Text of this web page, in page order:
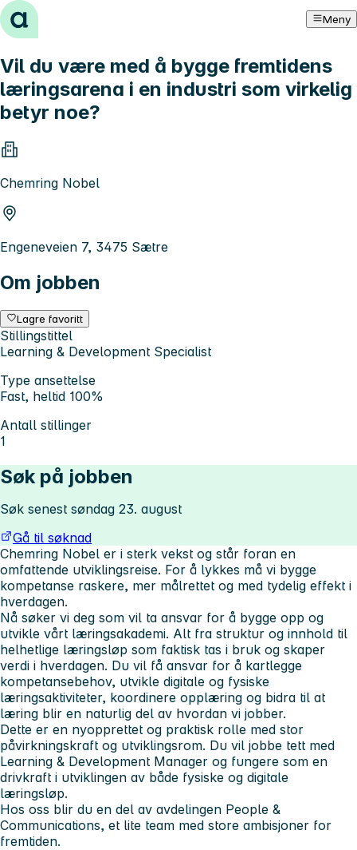
Hopp til innhold Meny
Vil du være med å bygge fremtidens
læringsarena i en industri som virkelig
betyr noe?
Chemring Nobel
Engeneveien 7, 3475 Sætre
Om jobben
Lagre favoritt
Stillingstittel
Learning & Development Specialist
Type ansettelse
Fast, heltid 100%
Antall stillinger
1
Søk på jobben
Søk senest søndag 23. august
Gå til søknad
Chemring Nobel er i sterk vekst og står foran en
omfattende utviklingsreise. For å lykkes må vi bygge
kompetanse raskere, mer målrettet og med tydelig effekt i
hverdagen.
Nå søker vi deg som vil ta ansvar for å bygge opp og
utvikle vårt læringsakademi. Alt fra struktur og innhold til
helhetlige læringsløp som faktisk tas i bruk og skaper
verdi i hverdagen. Du vil få ansvar for å kartlegge
kompetansebehov, utvikle digitale og fysiske
læringsaktiviteter, koordinere opplæring og bidra til at
læring blir en naturlig del av hvordan vi jobber.
Dette er en nyopprettet og praktisk rolle med stor
påvirkningskraft og utviklingsrom. Du vil jobbe tett med
Learning & Development Manager og fungere som en
drivkraft i utviklingen av både fysiske og digitale
læringsløp.
Hos oss blir du en del av avdelingen People &
Communications, et lite team med store ambisjoner for
fremtiden.